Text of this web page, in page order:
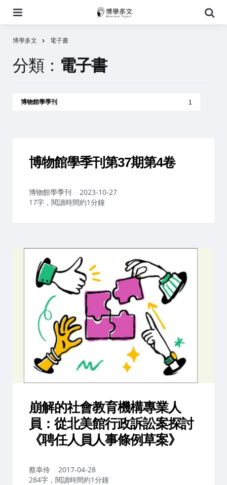
尋
博學多文 電子書
分類： 電子書
博物館學季刊 1
博物館學季刊第37期第4卷
作
者：
博物館學季刊
2023-10-27
17字，閱讀時間約1分鐘
崩解的社會教育機構專業人
員：從北美館行政訴訟案探討
《聘任人員人事條例草案》
作
者：
蔡幸伶
2017-04-28
284字，閱讀時間約1分鐘